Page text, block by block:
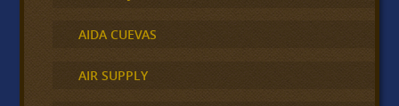
AIDA CUEVAS
AIR SUPPLY